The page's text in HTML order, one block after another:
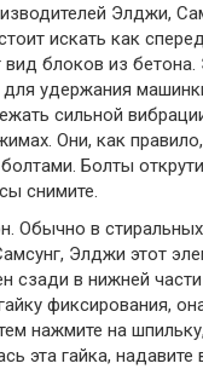
Элджи,
искать как
блоков из бетона.
удержания
сильной
Они, как
Болты
снимите.
Обычно в
Элджи этот
сзади в нижней
фиксирования,
нажмите на
эта гайка, надавите